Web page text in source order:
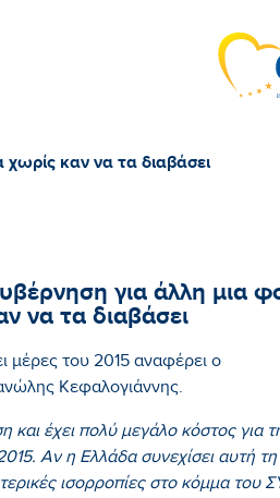
καν να τα διαβάσει
για άλλη μια
να τα διαβάσει
μέρες του 2015 αναφέρει ο
Κεφαλογιάννης.
και έχει πολύ μεγάλο κόστος για
Αν η Ελλάδα συνεχίσει αυτή τη
ισορροπίες στο κόμμα του